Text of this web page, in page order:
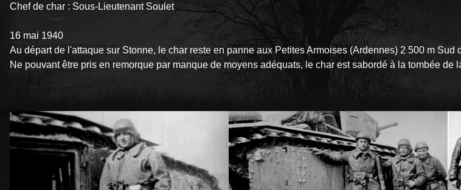
Chef de char : Sous-Lieutenant Soulet
16 mai 1940
Au départ de l'attaque sur Stonne, le char reste en panne aux Petites Armoises (Ardennes) 2 500 m
Ne pouvant être pris en remorque par manque de moyens adéquats, le char est sabordé à la tombée de